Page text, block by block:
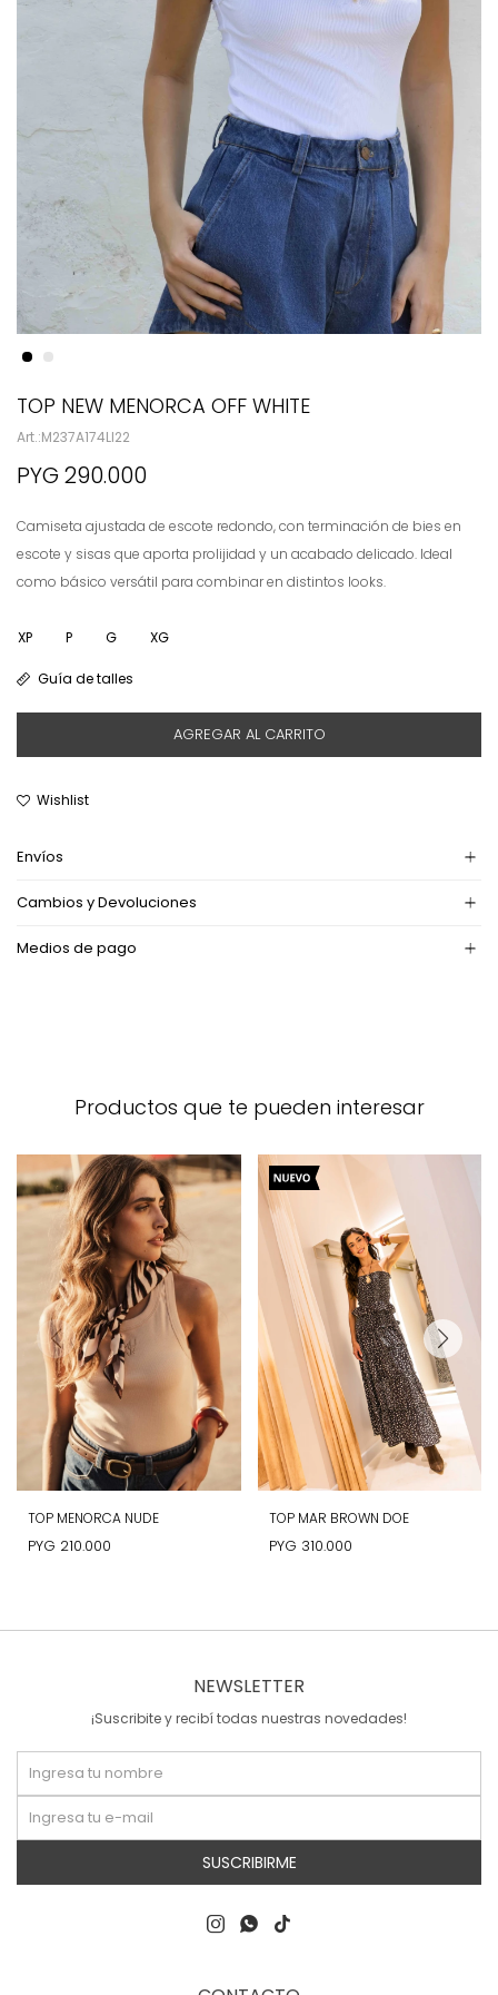
TOP NEW MENORCA OFF WHITE
M237A174LI22
PYG290.000
Camiseta ajustada de escote redondo, con terminación de bies en
escote y sisas que aporta prolijidad y un acabado delicado. Ideal
como básico versátil para combinar en distintos looks.
XP P G XG
Guía de talles
AGREGAR AL CARRITO
Envíos
Cambios y Devoluciones
Medios de pago
Productos que te pueden interesar
TOP MENORCA NUDE
PYG 210.000
TOP MAR BROWN DOE
PYG 310.000
NEWSLETTER
¡Suscribite y recibí todas nuestras novedades!
SUSCRIBIRME
  